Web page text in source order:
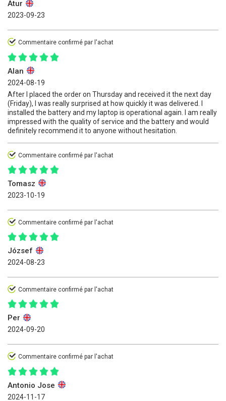
Atur
2023-09-23
Commentaire confirmé par l'achat
Alan
2024-08-19
After I placed the order on Thursday and received it the next day
(Friday), I was really surprised at how quickly it was delivered. I
installed the battery and my laptop is operational again. I am really
impressed with the quality of service and the battery and would
definitely recommend it to anyone without hesitation.
Commentaire confirmé par l'achat
Tomasz
2023-10-19
Commentaire confirmé par l'achat
József
2024-08-23
Commentaire confirmé par l'achat
Per
2024-09-20
Commentaire confirmé par l'achat
Antonio Jose
2024-11-17